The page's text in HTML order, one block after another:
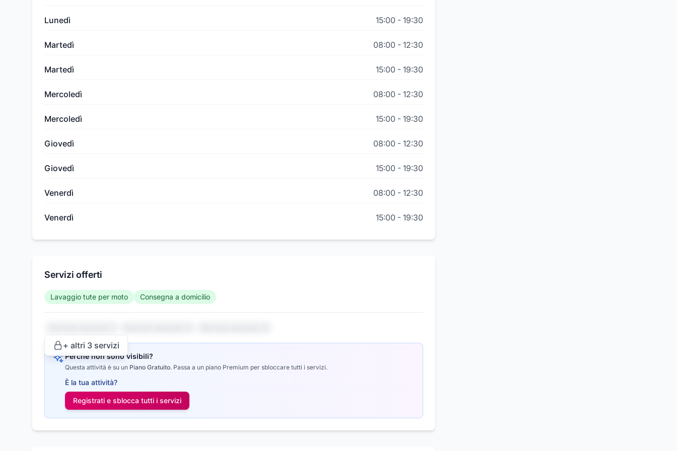
Lunedì 15:00 - 19:30
Martedì 08:00 - 12:30
Martedì 15:00 - 19:30
Mercoledì 08:00 - 12:30
Mercoledì 15:00 - 19:30
Giovedì 08:00 - 12:30
Giovedì 15:00 - 19:30
Venerdì 08:00 - 12:30
Venerdì 15:00 - 19:30
Servizi offerti
Lavaggio tute per moto Consegna a domicilio
+ altri 3 servizi
Perché non sono visibili?
Questa attività è su un Piano Gratuito. Passa a un piano Premium per sbloccare tutti i servizi.
È la tua attività?
Registrati e sblocca tutti i servizi